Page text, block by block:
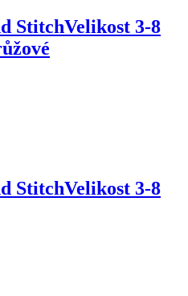
StitchVelikost 3-8
StitchVelikost 3-8